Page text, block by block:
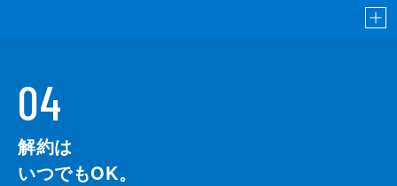
04
解約は
いつでもOK。